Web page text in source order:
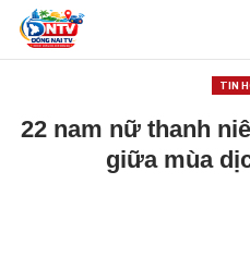
TIN
22 nam nữ thanh
giữa mùa